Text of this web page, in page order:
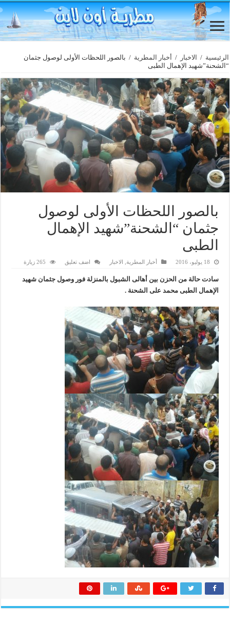
الرئيسية / الاخبار / أخبار المطرية / بالصور اللحظات الأولى لوصول جثمان
“الشحنة”شهيد الإهمال الطبى
بالصور اللحظات الأولى لوصول
جثمان “الشحنة”شهيد الإهمال
الطبى
18 يوليو، 2016 أخبار المطرية, الاخبار اضف تعليق 265 زيارة
سادت حالة من الحزن بين أهالى الشبول بالمنزلة فور وصول جثمان شهيد
الإهمال الطبى محمد على الشحنة .